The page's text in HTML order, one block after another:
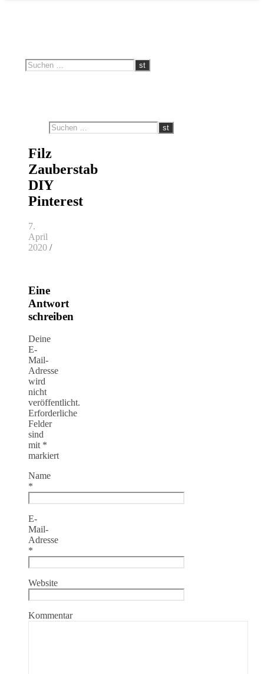
Filz
Zauberstab
DIY
Pinterest
7.
April
2020 /
Eine
Antwort
schreiben
Deine
E-
Mail-
Adresse
wird
nicht
veröffentlicht.
Erforderliche
Felder
sind
mit *
markiert
Name
*
E-
Mail-
Adresse
*
Website
Kommentar